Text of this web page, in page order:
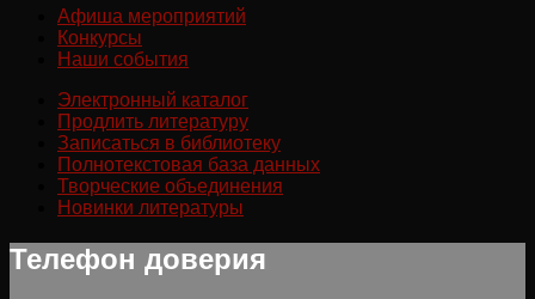
Афиша мероприятий
Конкурсы
Наши события
Электронный каталог
Продлить литературу
Записаться в библиотеку
Полнотекстовая база данных
Творческие объединения
Новинки литературы
Телефон доверия